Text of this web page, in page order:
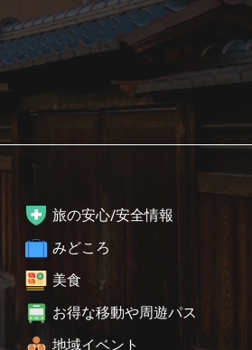
旅の安心/安全情報
みどころ
美食
お得な移動や周遊パス
地域イベント